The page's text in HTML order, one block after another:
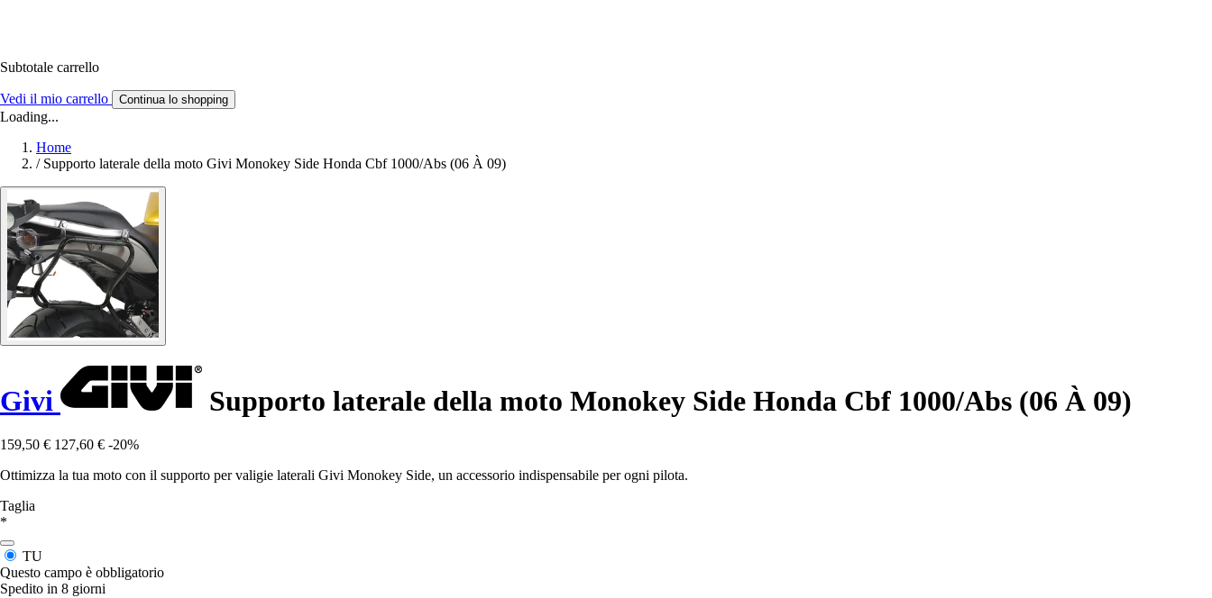
Subtotale carrello
Vedi il mio carrello Continua lo shopping
Loading...
Home
/ Supporto laterale della moto Givi Monokey Side Honda Cbf 1000/Abs (06 À 09)
Givi Supporto laterale della moto Monokey Side Honda Cbf 1000/Abs (06 À 09)
159,50 € 127,60 € -20%
Ottimizza la tua moto con il supporto per valigie laterali Givi Monokey Side, un accessorio indispensabile per ogni pilota.
Taglia
*
TU
Questo campo è obbligatorio
Spedito in 8 giorni